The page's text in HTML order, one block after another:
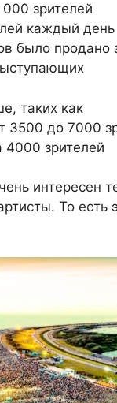
зрителей
каждый день
было продано
таких как
3500 до 7000
зрителей
интересен
То есть